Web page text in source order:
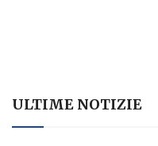
ULTIME NOTIZIE